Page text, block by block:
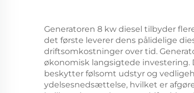
Home Udendørs
Brug Automatisk
Frekvens 50HZ/60HZ
Generatoren 8 kw diesel tilbyder
det første leverer dens pålidelige
driftsomkostninger over tid.
økonomisk langsigtede
beskytter følsomt udstyr og
ydelsesnedsættelse, hvilket er